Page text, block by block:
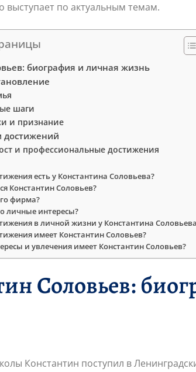
выступает по актуальным темам.
биография и личная жизнь
шаги
и признание
достижений
и профессиональные достижения
есть у Константина Соловьева?
Константин Соловьев?
фирма?
личные интересы?
в личной жизни у Константина
имеет Константин Соловьев?
и увлечения имеет Константин Соловьев?
Соловьев:
Константин поступил в